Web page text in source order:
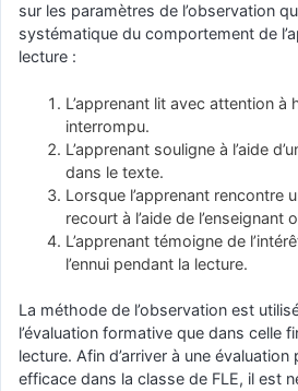
sur les paramètres de l’observation
systématique du comportement de
lecture :
L’apprenant lit avec attention à
interrompu.
L’apprenant souligne à l’aide
dans le texte.
Lorsque l’apprenant rencontre
recourt à l’aide de l’enseignant
L’apprenant témoigne de
l’ennui pendant la lecture.
La méthode de l’observation est
l’évaluation formative que dans celle
lecture. Afin d’arriver à une
efficace dans la classe de FLE, il est